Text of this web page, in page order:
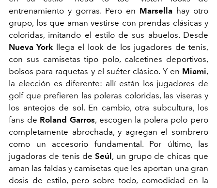
entrenamiento y gorras. Pero en Marsella hay otro
grupo, los que aman vestirse con prendas clásicas y
coloridas, imitando el estilo de sus abuelos. Desde
Nueva York llega el look de los jugadores de tenis,
con sus camisetas tipo polo, calcetines deportivos,
bolsos para raquetas y el suéter clásico. Y en Miami,
la elección es diferente: allí están los jugadores de
golf que prefieren las poleras coloridas, las viseras y
los anteojos de sol. En cambio, otra subcultura, los
fans de Roland Garros, escogen la polera polo pero
completamente abrochada, y agregan el sombrero
como un accesorio fundamental. Por último, las
jugadoras de tenis de Seúl, un grupo de chicas que
aman las faldas y camisetas que les aportan una gran
dosis de estilo, pero sobre todo, comodidad en la